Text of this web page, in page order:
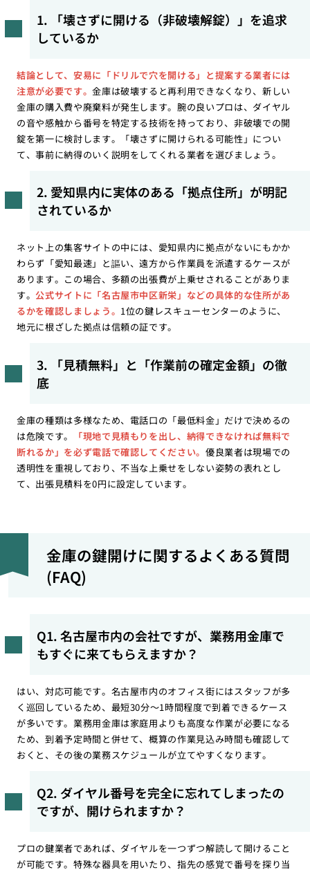
1. 「壊さずに開ける（非破壊解錠）」を追求
しているか
結論として、安易に「ドリルで穴を開ける」と提案する業者には
注意が必要です。金庫は破壊すると再利用できなくなり、新しい
金庫の購入費や廃棄料が発生します。腕の良いプロは、ダイヤル
の音や感触から番号を特定する技術を持っており、非破壊での開
錠を第一に検討します。「壊さずに開けられる可能性」につい
て、事前に納得のいく説明をしてくれる業者を選びましょう。
2. 愛知県内に実体のある「拠点住所」が明記
されているか
ネット上の集客サイトの中には、愛知県内に拠点がないにもかか
わらず「愛知最速」と謳い、遠方から作業員を派遣するケースが
あります。この場合、多額の出張費が上乗せされることがありま
す。 公式サイトに「名古屋市中区新栄」などの具体的な住所があ
るかを確認しましょう。 1位の鍵レスキューセンターのように、
地元に根ざした拠点は信頼の証です。
3. 「見積無料」と「作業前の確定金額」の徹
底
金庫の種類は多様なため、電話口の「最低料金」だけで決めるの
は危険です。
「現地で見積もりを出し、納得できなければ無料で
断れるか」を必ず電話で確認してください。優良業者は現場での
透明性を重視しており、不当な上乗せをしない姿勢の表れとし
て、出張見積料を0円に設定しています。
金庫の鍵開けに関するよくある質問
(FAQ)
Q1. 名古屋市内の会社ですが、業務用金庫で
もすぐに来てもらえますか？
はい、対応可能です。名古屋市内のオフィス街にはスタッフが多
く巡回しているため、最短30分〜1時間程度で到着できるケース
が多いです。業務用金庫は家庭用よりも高度な作業が必要になる
ため、到着予定時間と併せて、概算の作業見込み時間も確認して
おくと、その後の業務スケジュールが立てやすくなります。
Q2. ダイヤル番号を完全に忘れてしまったの
ですが、開けられますか？
プロの鍵業者であれば、ダイヤルを一つずつ解読して開けること
が可能です。特殊な器具を用いたり、指先の感覚で番号を探り当